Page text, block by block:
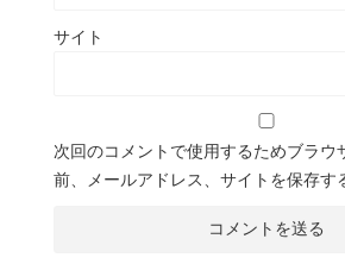
サイト
次回のコメントで使用するためブラウ
前、メールアドレス、サイトを保存す